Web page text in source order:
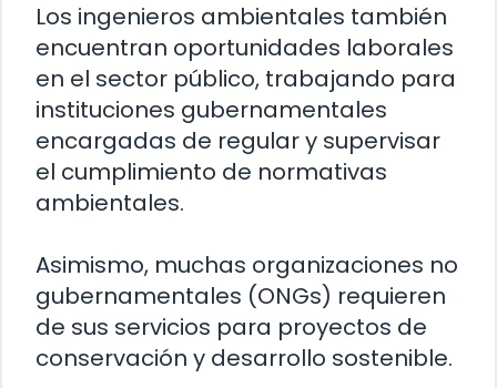
Los ingenieros ambientales también
encuentran oportunidades laborales
en el sector público, trabajando para
instituciones gubernamentales
encargadas de regular y supervisar
el cumplimiento de normativas
ambientales.
Asimismo, muchas organizaciones no
gubernamentales (ONGs) requieren
de sus servicios para proyectos de
conservación y desarrollo sostenible.